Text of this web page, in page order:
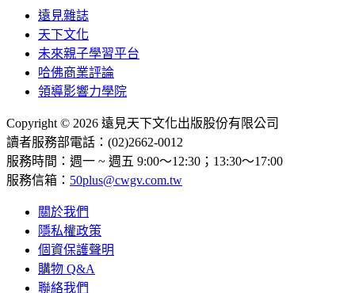
遠見雜誌
天下文化
未來親子學習平台
哈佛商業評論
領導影響力學院
Copyright © 2026 遠見天下文化出版股份有限公司
讀者服務部電話：(02)2662-0012
服務時間：週一 ~ 週五 9:00～12:30；13:30～17:00
服務信箱： 50plus@cwgv.com.tw
關於我們
隱私權政策
個資保護聲明
購物 Q&A
聯絡我們